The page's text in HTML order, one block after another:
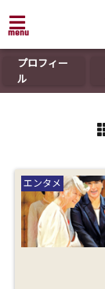
menu
プロフィー
ル
エンタメ